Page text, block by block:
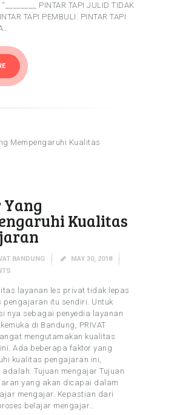
PINTAR TAPI JULID TIDAK
TAPI PEMBULI. PINTAR TAPI
Kualitas
BANDUNG
MAY 30, 2018
layanan les privat tidak lepas
pengajaran itu sendiri. Untuk
nya sebagai penyedia layanan
di Bandung, PRIVAT
mengutamakan kualitas
Ada beberapa faktor yang
kualitas pengajaran ini,
Tujuan mengajar Tujuan
yang akan dicapai dalam
mengajar. Kepastian dari
belajar mengajar…